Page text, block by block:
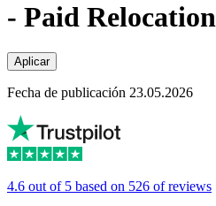
- Paid Relocation
Aplicar
Fecha de publicación 23.05.2026
4.6 out of 5 based on 526 of reviews